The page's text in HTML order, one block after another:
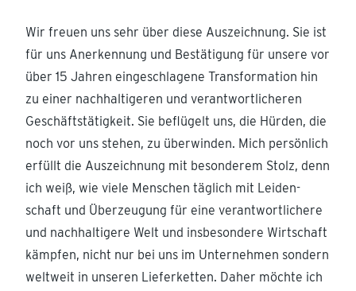
Wir freuen uns sehr über diese Auszeichnung. Sie ist
für uns Anerkennung und Bestä­tigung für unsere vor
über 15 Jahren einge­schlagene Trans­for­mation hin
zu einer nachhal­ti­geren und verant­wort­li­cheren
Geschäftstä­tigkeit. Sie beflügelt uns, die Hürden, die
noch vor uns stehen, zu überwinden. Mich persönlich
erfüllt die Auszeichnung mit beson­derem Stolz, denn
ich weiß, wie viele Menschen täglich mit Leiden­
schaft und Überzeugung für eine verant­wort­li­chere
und nachhal­tigere Welt und insbe­sondere Wirtschaft
kämpfen, nicht nur bei uns im Unter­nehmen sondern
weltweit in unseren Liefer­ketten. Daher möchte ich